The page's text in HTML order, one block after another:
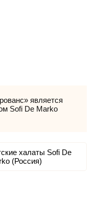
является
Sofi De Marko
халаты Sofi De
(Россия)